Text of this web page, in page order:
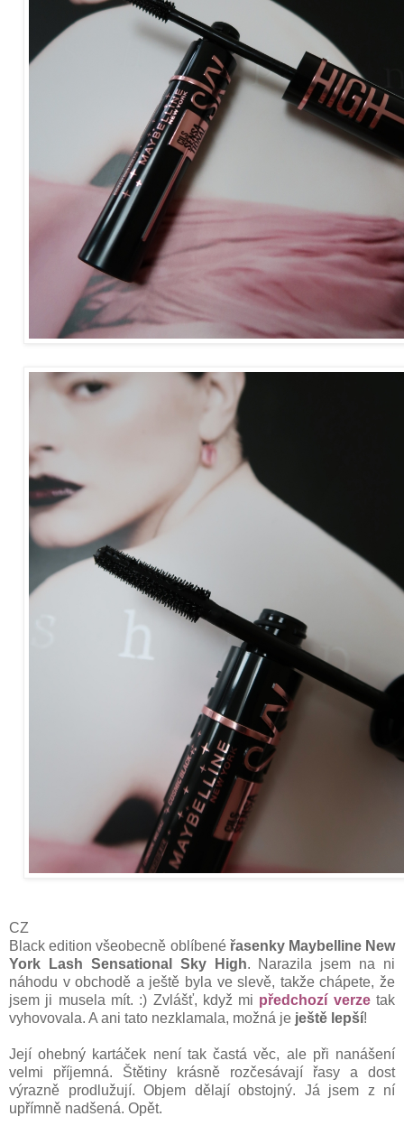
CZ
Black edition všeobecně oblíbenéřasenky Maybelline New
York Lash Sensational Sky High. Narazila jsem na ni
náhodu v obchodě a ještě byla ve slevě, takže chápete, že
jsem ji musela mít. :) Zvlášť, když mi předchozí verzetak
vyhovovala. A ani tato nezklamala, možná je ještě lepší!
Její ohebný kartáček není tak častá věc, ale při nanášení
velmi příjemná. Štětiny krásně rozčesávají řasy a dost
výrazně prodlužují. Objem dělají obstojný. Já jsem z ní
upřímně nadšená. Opět.